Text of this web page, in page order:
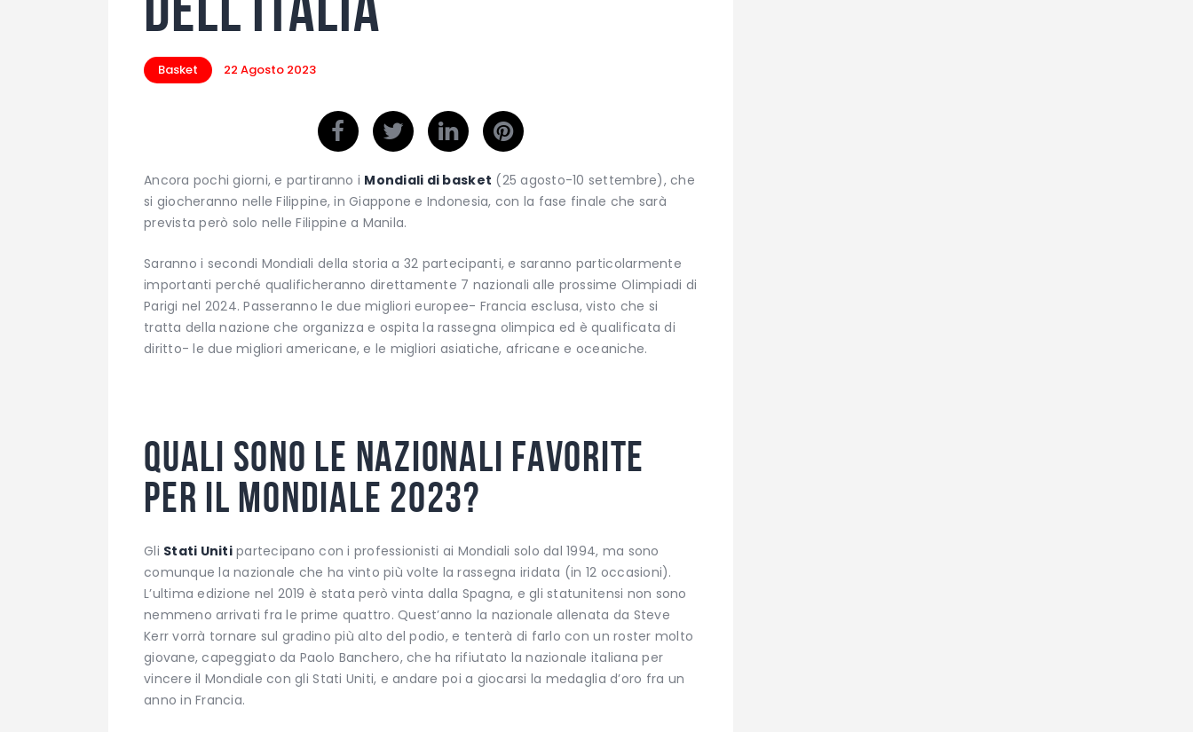
Basket 22 Agosto 2023
Ancora pochi giorni, e partiranno i Mondiali di basket (25 agosto-10 settembre), che
si giocheranno nelle Filippine, in Giappone e Indonesia, con la fase finale che sarà
prevista però solo nelle Filippine a Manila.
Saranno i secondi Mondiali della storia a 32 partecipanti, e saranno particolarmente
importanti perché qualificheranno direttamente 7 nazionali alle prossime Olimpiadi di
Parigi nel 2024. Passeranno le due migliori europee- Francia esclusa, visto che si
tratta della nazione che organizza e ospita la rassegna olimpica ed è qualificata di
diritto- le due migliori americane, e le migliori asiatiche, africane e oceaniche.
Quali sono le nazionali favorite
per il Mondiale 2023?
Gli Stati Unitipartecipano con i professionisti ai Mondiali solo dal 1994, ma sono
comunque la nazionale che ha vinto più volte la rassegna iridata (in 12 occasioni).
L’ultima edizione nel 2019 è stata però vinta dalla Spagna, e gli statunitensi non sono
nemmeno arrivati fra le prime quattro. Quest’anno la nazionale allenata da Steve
Kerr vorrà tornare sul gradino più alto del podio, e tenterà di farlo con un roster molto
giovane, capeggiato da Paolo Banchero, che ha rifiutato la nazionale italiana per
vincere il Mondiale con gli Stati Uniti, e andare poi a giocarsi la medaglia d’oro fra un
anno in Francia.